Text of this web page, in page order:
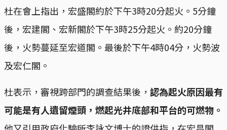
杜在會上指出，宏盛閣約於下午3時20分起火。5分鐘
後，宏建閣、宏新閣於下午3時25分起火。約20分鐘
後，火勢蔓延至宏道閣。最後於下午4時04分，火勢波
及宏仁閣。
杜表示，審視跨部門的調查結果後， 認為起火原因最有
可能是有人遺留煙頭，燃起光井底部和平台的可燃物。